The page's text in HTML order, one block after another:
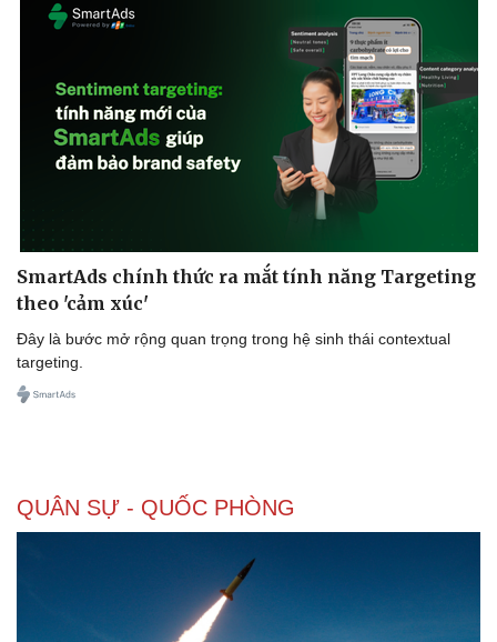
Doanh nghiệp
Thông tin doanh nghiệp
Doanh nghiệp 24h
Công nghệ
Sành điệu
Tin Công nghệ
Trải nghiệm
Chuyển đổi số
SmartAds chính thức ra mắt tính năng Targeting
theo 'cảm xúc'
Đây là bước mở rộng quan trọng trong hệ sinh thái contextual
targeting.
QUÂN SỰ - QUỐC PHÒNG